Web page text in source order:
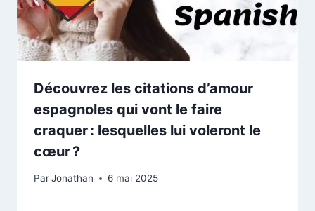
Découvrez les citations d’amour
espagnoles qui vont le faire
craquer : lesquelles lui voleront le
cœur ?
ParJonathan 6 mai 2025